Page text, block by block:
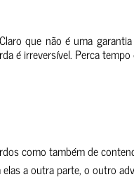
que não é uma
é irreversível. Perca
como também de
a outra parte, o outro